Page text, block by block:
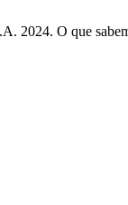
2024. O que